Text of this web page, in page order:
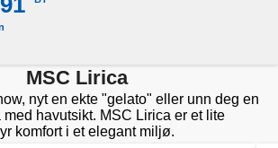
MSC Lirica
nyt en ekte "gelato" eller unn deg en
havutsikt. MSC Lirica er et lite
komfort i et elegant miljø.